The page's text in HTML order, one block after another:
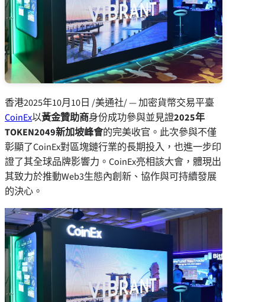
香港2025年10月10日 /美通社/ — 加密貨幣交易平臺
CoinEx以黃金贊助商身份成功參與並見證2025年
TOKEN2049新加坡峰會的完美收官。此次參與不僅
彰顯了CoinEx對區塊鏈行業的長期投入，也進一步印
證了其全球品牌影響力。CoinEx亮相該大會，體現出
其致力於推動Web3生態內創新、協作與可持續發展
的決心。